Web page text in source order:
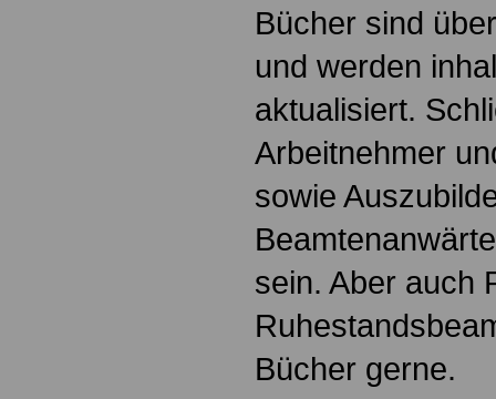
Bücher sind
und werden
aktualisiert.
Arbeitnehmer
sowie
sein. Aber auch
Bücher gerne.